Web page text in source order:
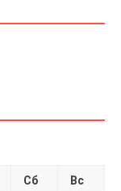
Сб Вс